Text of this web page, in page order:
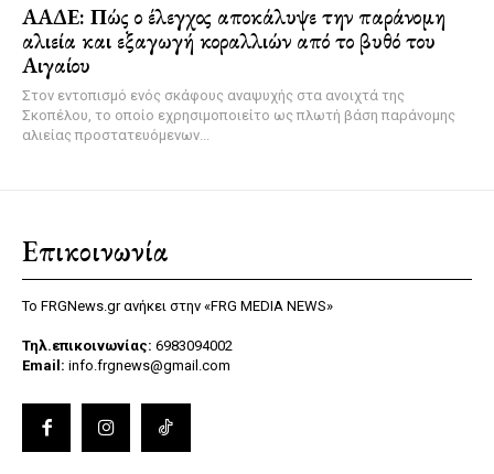
ΑΑΔΕ: Πώς ο έλεγχος αποκάλυψε την παράνομη
αλιεία και εξαγωγή κοραλλιών από το βυθό του
Αιγαίου
Στον εντοπισμό ενός σκάφους αναψυχής στα ανοιχτά της
Σκοπέλου, το οποίο εχρησιμοποιείτο ως πλωτή βάση παράνομης
αλιείας προστατευόμενων...
Επικοινωνία
Το FRGNews.gr ανήκει στην «FRG MEDIA NEWS»
Τηλ.επικοινωνίας: 6983094002
Email: info.frgnews@gmail.com